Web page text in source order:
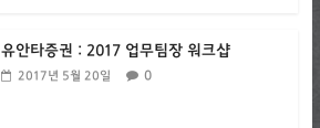
유안타증권 : 2017 업무팀장 워크샵
2017년 5월 20일 0